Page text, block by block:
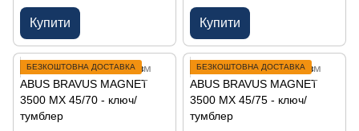
Купити Купити
БЕЗКОШТОВНА ДОСТАВКА БЕЗКОШТОВНА ДОСТАВКА